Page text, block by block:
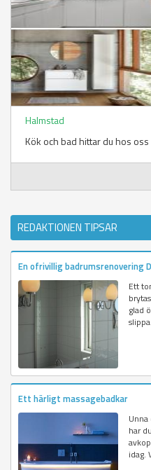
Halmstad
Kök och bad hittar du hos oss
REDAKTIONEN TIPSAR
En ofrivillig badrumsrenovering
Ett
glad
Ett härligt massagebadkar
har
idag.